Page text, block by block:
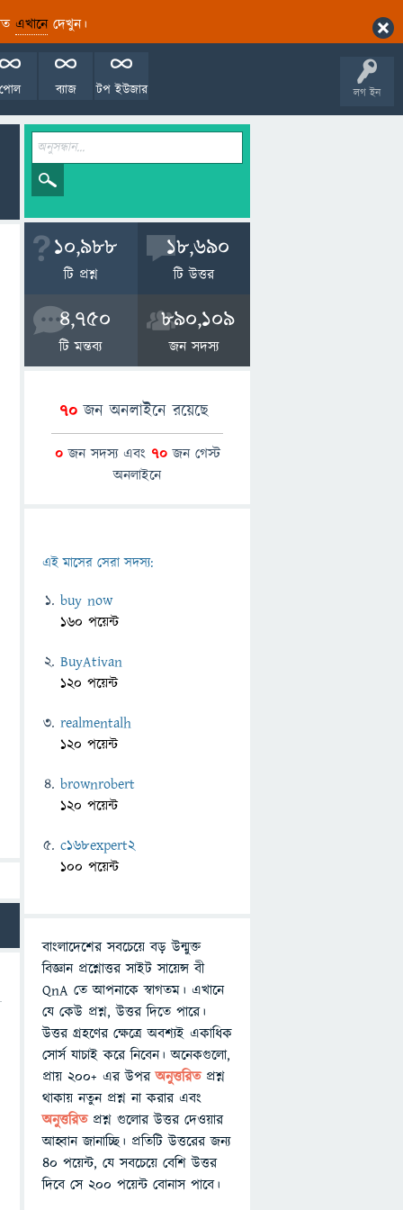
এখানেদেখুন।
লগ ইন
টপ ইউজার
ব্যাজ
পোল
10,988
টি প্রশ্ন
18,690
টি উত্তর
4,750
টি মন্তব্য
890,109
জন সদস্য
70জন অনলাইনে রয়েছে
0জন সদস্য এবং 70জন গেস্ট
অনলাইনে
এই মাসের সেরা সদস্য:
buy now
160 পয়েন্ট
BuyAtivan
120 পয়েন্ট
realmentalh
120 পয়েন্ট
brownrobert
120 পয়েন্ট
c168expert2
100 পয়েন্ট
বাংলাদেশের সবচেয়ে বড় উন্মুক্ত
বিজ্ঞান প্রশ্নোত্তর সাইট সায়েন্স বী
QnA তে আপনাকে স্বাগতম। এখানে
যে কেউ প্রশ্ন, উত্তর দিতে পারে।
উত্তর গ্রহণের ক্ষেত্রে অবশ্যই একাধিক
সোর্স যাচাই করে নিবেন। অনেকগুলো,
প্রায় ২০০+ এর উপরঅনুত্তরিতপ্রশ্ন
থাকায় নতুন প্রশ্ন না করার এবং
অনুত্তরিত প্রশ্ন গুলোর উত্তর দেওয়ার
আহ্বান জানাচ্ছি। প্রতিটি উত্তরের জন্য
৪০ পয়েন্ট, যে সবচেয়ে বেশি উত্তর
দিবে সে ২০০ পয়েন্ট বোনাস পাবে।